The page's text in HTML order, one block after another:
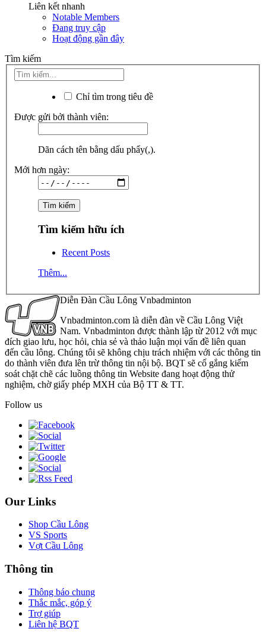
Liên kết nhanh
Notable Members
Đang truy cập
Hoạt động gần đây
Tìm kiếm
Chỉ tìm trong tiêu đề
Được gửi bởi thành viên:
Dãn cách tên bằng dấu phẩy(,).
Mới hơn ngày:
Tìm kiếm hữu ích
Recent Posts
Thêm...
Diễn Đàn Cầu Lông Vnbadminton
Vnbadminton.com là diễn đàn về Cầu Lông Việt
Nam. Vnbadminton được thành lập từ 2012 với mục
đích giao lưu, học hỏi, chia sẻ và thảo luận mọi vấn đề liên quan
đến cầu lông. Chúng tôi sẽ không chịu trách nhiệm với các thông tin
do thành viên đưa lên trừ thông tin nội bộ. BQT sẽ cố gắng kiểm
soát chặt chẽ các luồng thông tin Website đang hoạt động thử
nghiệm, chờ giấy phép MXH của Bộ TT & TT.
Follow us
Our Links
Shop Cầu Lông
VS Sports
Vợt Cầu Lông
Thông tin
Thông báo chung
Thắc mắc, góp ý
Trợ giúp
Liên hệ BQT